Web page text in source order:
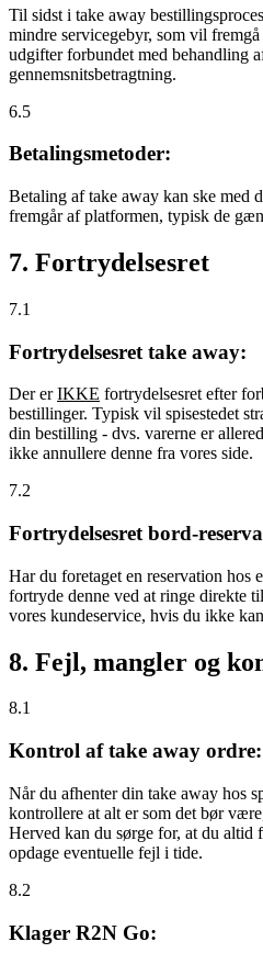
Til sidst i take away
mindre servicegebyr, som vil
udgifter forbundet med behandling
gennemsnitsbetragtning.
6.5
Betalingsmetoder:
Betaling af take away kan ske med
fremgår af platformen, typisk de
7. Fortrydelsesret
7.1
Fortrydelsesret take away:
Der erIKKE fortrydelsesret efter
bestillinger. Typisk vil spisestedet
din bestilling - dvs. varerne er
ikke annullere denne fra vores side.
7.2
Fortrydelsesret bord-
Har du foretaget en reservation hos
fortryde denne ved at ringe direkte
vores kundeservice, hvis du ikke
8. Fejl, mangler og
8.1
Kontrol af take away ordre:
Når du afhenter din take away hos
kontrollere at alt er som det bør
Herved kan du sørge for, at du altid
opdage eventuelle fejl i tide.
8.2
Klager R2N Go: